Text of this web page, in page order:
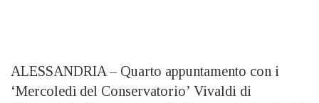
ALESSANDRIA – Quarto appuntamento con i
‘Mercoledì del Conservatorio’ Vivaldi di